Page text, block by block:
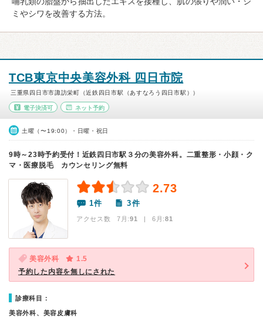
ミやシワを改善する方法。
TCB東京中央美容外科 四日市院
三重県四日市市諏訪栄町（近鉄四日市駅（あすなろう四日市駅））
電子決済可 ネット予約
土曜（〜19:00）・日曜・祝日
9時～23時予約受付！近鉄四日市駅３分の美容外科。二重整形・小顔・ク
マ・医療脱毛 カウンセリング無料
2.73
1件 3件
アクセス数 7月:91 | 6月:81
美容外科
1.5
予約した内容を無しにされた
診療科目：
美容外科、美容皮膚科